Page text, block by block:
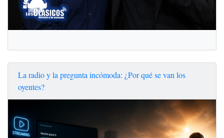
La radio y la pregunta incómoda: ¿Por qué se van los
oyentes?